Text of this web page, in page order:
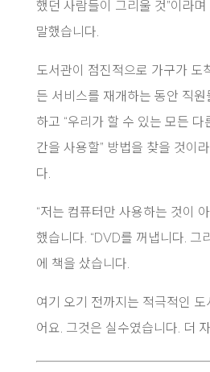
했던 사람들이 그리울 것”이라며
말했습니다.
도서관이 점진적으로 가구가 도
든 서비스를 재개하는 동안 직
하고 “우리가 할 수 있는 모든
간을 사용할” 방법을 찾을 것이
다.
“저는 컴퓨터만 사용하는 것이
했습니다. “DVD를 꺼냅니다. 그
에 책을 샀습니다.
여기 오기 전까지는 적극적인
어요. 그것은 실수였습니다. 더